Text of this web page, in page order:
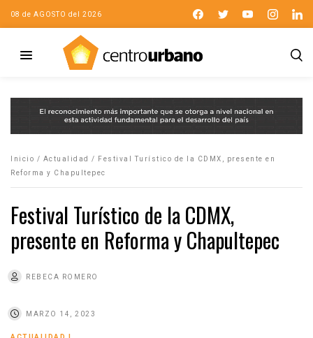
08 de AGOSTO del 2026
Inicio / Actualidad /
Festival Turístico de la CDMX, presente en
Reforma y Chapultepec
Festival Turístico de la CDMX,
presente en Reforma y Chapultepec
REBECA ROMERO
MARZO 14, 2023